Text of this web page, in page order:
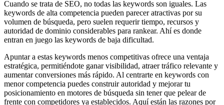
Cuando se trata de SEO, no todas las keywords son iguales. Las
keywords de alta competencia pueden parecer atractivas por su
volumen de búsqueda, pero suelen requerir tiempo, recursos y
autoridad de dominio considerables para rankear. Ahí es donde
entran en juego las keywords de baja dificultad.
Apuntar a estas keywords menos competitivas ofrece una ventaja
estratégica, permitiéndote ganar visibilidad, atraer tráfico relevante y
aumentar conversiones más rápido. Al centrarte en keywords con
menor competencia puedes construir autoridad y mejorar tu
posicionamiento en motores de búsqueda sin tener que pelear de
frente con competidores ya establecidos. Aquí están las razones por